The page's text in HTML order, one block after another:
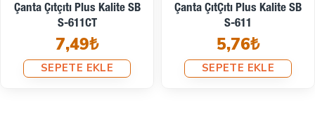
Plus Kalite SB S-611TR
4,03₺
SEPETE EKLE
Çanta Çıtçıtı Plus Kalite SB
2824
6,28₺
SEPETE EKLE